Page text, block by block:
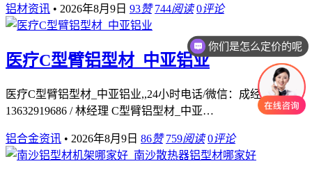
铝材资讯 • 2026年8月9日 93赞 744阅读 0评论
医疗C型臂铝型材_中亚铝业
医疗C型臂铝型材_中亚铝业,,24小时电话/微信：成经理
13632919686 / 林经理 C型臂铝型材_中亚…
铝合金资讯 • 2026年8月9日 86赞 759阅读 0评论
你们是怎么定价的呢
你们有什么技术优势吗